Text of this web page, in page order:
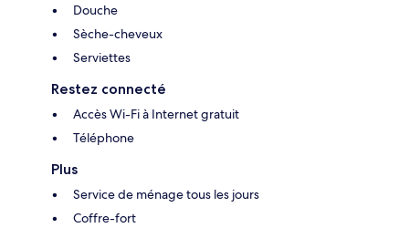
Douche
Sèche-cheveux
Serviettes
Restez connecté
Accès Wi-Fi à Internet gratuit
Téléphone
Plus
Service de ménage tous les jours
Coffre-fort